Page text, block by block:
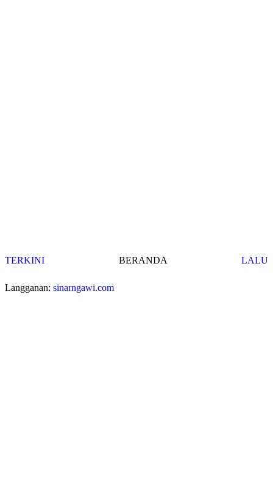
TERKINI LALU
BERANDA
Langganan: sinarngawi.com